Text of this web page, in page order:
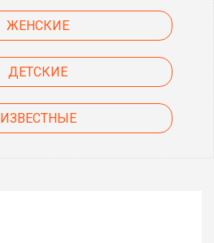
ЖЕНСКИЕ
ДЕТСКИЕ
ИЗВЕСТНЫЕ